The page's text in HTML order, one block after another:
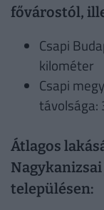
fővárostól,
Csapi
kilométer
Csapi
Átlagos
településen: